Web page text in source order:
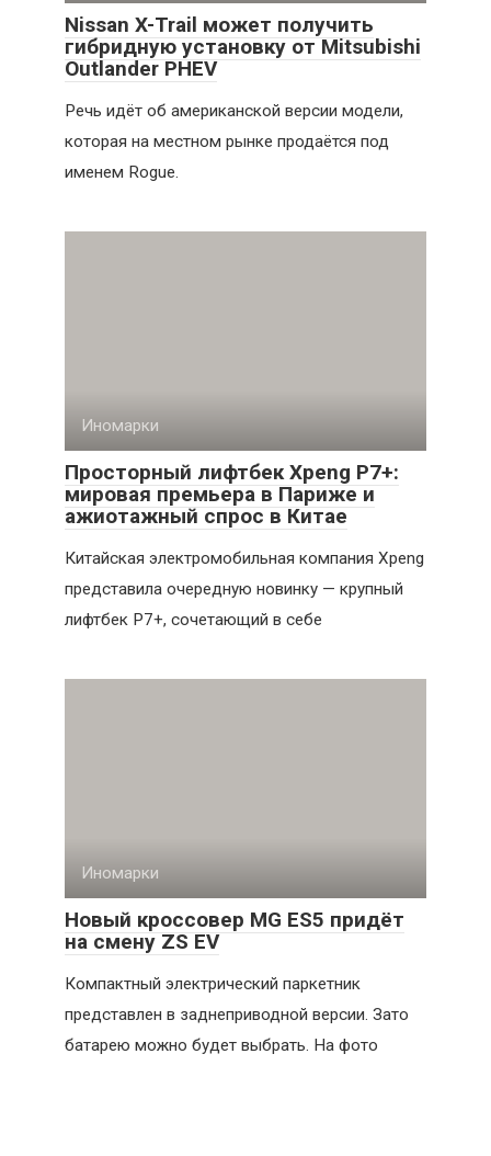
Nissan X-Trail может получить
гибридную установку от Mitsubishi
Outlander PHEV
Речь идёт об американской версии модели,
которая на местном рынке продаётся под
именем Rogue.
Иномарки
Просторный лифтбек Xpeng P7+:
мировая премьера в Париже и
ажиотажный спрос в Китае
Китайская электромобильная компания Xpeng
представила очередную новинку — крупный
лифтбек P7+, сочетающий в себе
Иномарки
Новый кроссовер MG ES5 придёт
на смену ZS EV
Компактный электрический паркетник
представлен в заднеприводной версии. Зато
батарею можно будет выбрать. На фото